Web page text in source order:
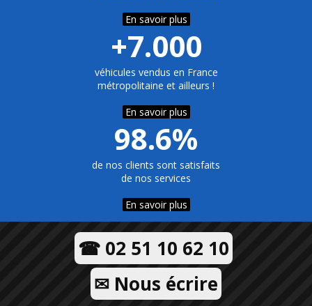
En savoir plus
+7.000
véhicules vendus en France
métropolitaine et ailleurs !
En savoir plus
98.6%
de nos clients sont satisfaits
de nos services
En savoir plus
☎ 02 51 10 62 10
✉ Nous écrire